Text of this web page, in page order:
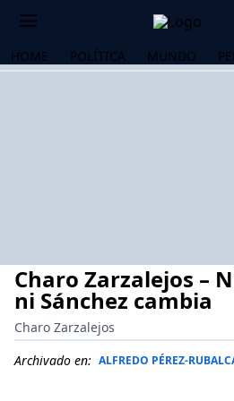
HOME POLÍTICA MUNDO
Charo Zarzalejos –
ni Sánchez cambia
Charo Zarzalejos
Archivado en: ALFREDO PÉREZ-